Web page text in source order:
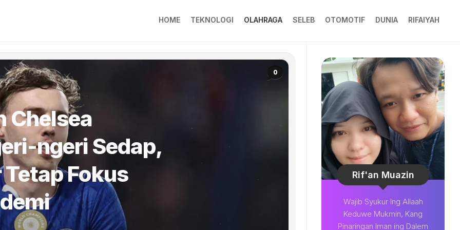
HOME TEKNOLOGI OLAHRAGA SELEB OTOMOTIF DUNIA RIFAIYAH
0
Chelsea
ngeri Sedap,
Fokus
Rif'an Muazin
Wajib Syukur Ing Allaah
Keduwe Mukmin, Kang
Pinaringan Iman ing Dalem